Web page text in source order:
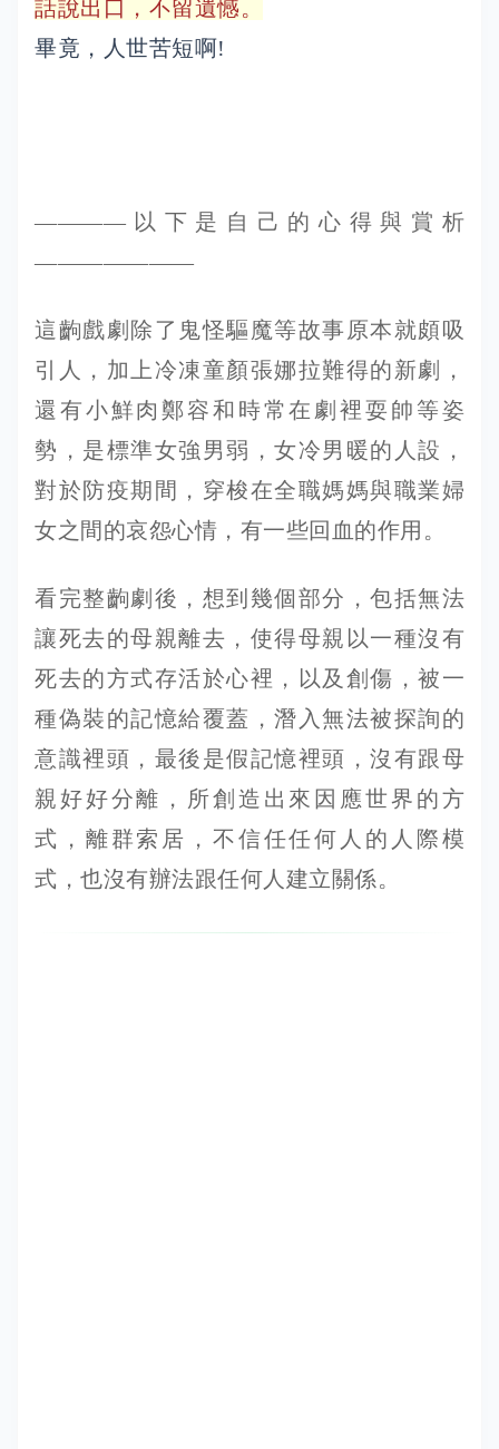
話說出口，不留遺憾。
畢竟，人世苦短啊!
————以下是自己的心得與賞析
———————
這齣戲劇除了鬼怪驅魔等故事原本就頗吸
引人，加上冷凍童顏張娜拉難得的新劇，
還有小鮮肉鄭容和時常在劇裡耍帥等姿
勢，是標準女強男弱，女冷男暖的人設，
對於防疫期間，穿梭在全職媽媽與職業婦
女之間的哀怨心情，有一些回血的作用。
看完整齣劇後，想到幾個部分，包括無法
讓死去的母親離去，使得母親以一種沒有
死去的方式存活於心裡，以及創傷，被一
種偽裝的記憶給覆蓋，潛入無法被探詢的
意識裡頭，最後是假記憶裡頭，沒有跟母
親好好分離，所創造出來因應世界的方
式，離群索居，不信任任何人的人際模
式，也沒有辦法跟任何人建立關係。